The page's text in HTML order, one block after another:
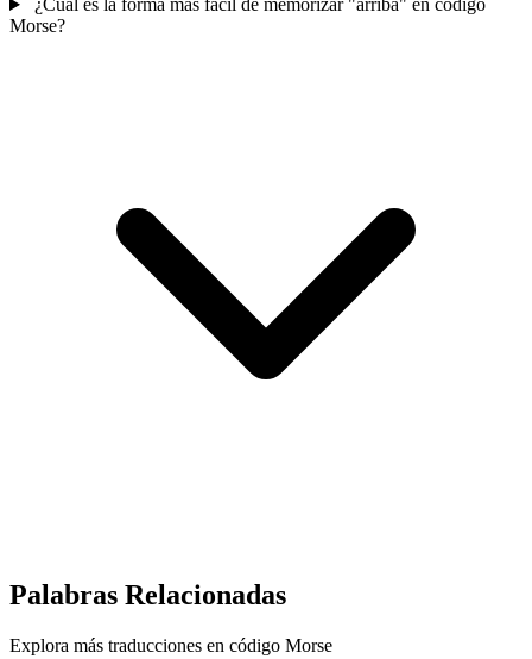
¿Cuál es la forma más fácil de memorizar "arriba" en código
Morse?
Palabras Relacionadas
Explora más traducciones en código Morse